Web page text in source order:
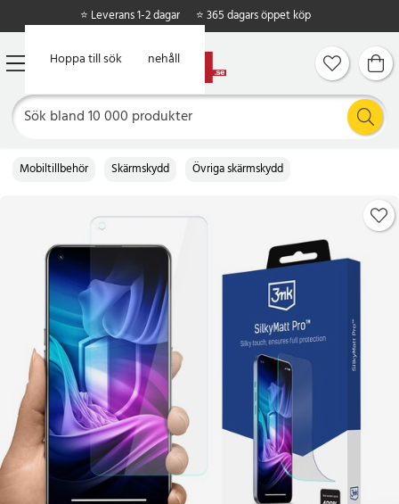
Hoppa till huvudinnehåll
Hoppa till sök
⭐ Leverans 1-2 dagar ⭐ 365 dagars öppet köp
Mobiltillbehör Skärmskydd Övriga skärmskydd